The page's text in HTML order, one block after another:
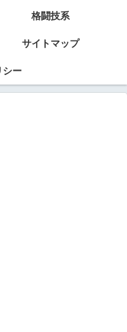
格闘技系
サイトマップ
シー